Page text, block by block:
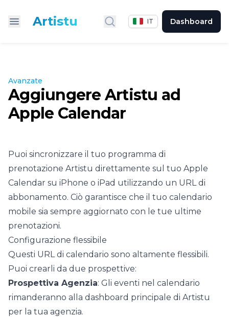
Artistu Cerca
IT Dashboard
Avanzate
Aggiungere Artistu ad
Apple Calendar
Puoi sincronizzare il tuo programma di
prenotazione Artistu direttamente sul tuo Apple
Calendar su iPhone o iPad utilizzando un URL di
abbonamento. Ciò garantisce che il tuo calendario
mobile sia sempre aggiornato con le tue ultime
prenotazioni.
Configurazione flessibile
Questi URL di calendario sono altamente flessibili.
Puoi crearli da due prospettive:
Prospettiva Agenzia: Gli eventi nel calendario
rimanderanno alla dashboard principale di Artistu
per la tua agenzia.